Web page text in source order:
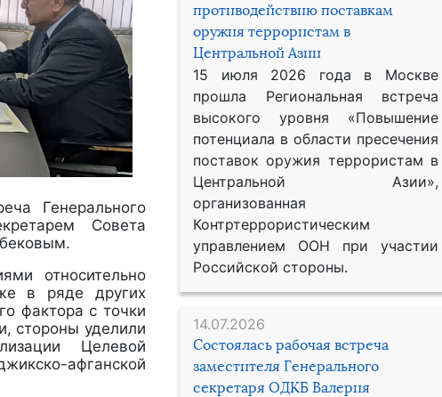
противодействию поставкам
оружия террористам в
Центральной Азии
15 июля 2026 года в Москве
прошла Региональная встреча
высокого уровня «Повышение
потенциала в области пресечения
поставок оружия террористам в
Центральной Азии»,
организованная
Контртеррористическим
управлением ООН при участии
Российской стороны.
14.07.2026
Состоялась рабочая встреча
заместителя Генерального
секретаря ОДКБ Валерия
Генерального
Совета
относительно
в ряде других
фактора с точки
стороны уделили
Целевой
афганской